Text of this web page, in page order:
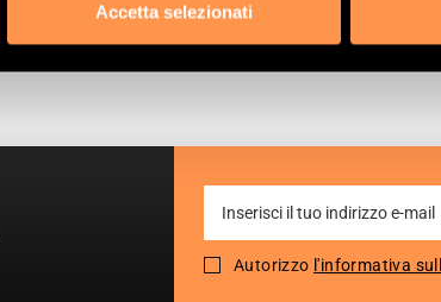
Accetta selezionati
for
Autorizzo l'informativa